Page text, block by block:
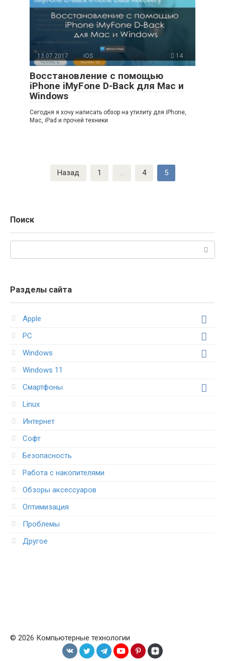
13.07.2017 iOS 14
Восстановление с помощью
iPhone iMyFone D-Back для Mac и
Windows
Сегодня я хочу написать обзор на утилиту для iPhone,
Mac, iPad и прочей техники
Назад 1 … 4 5
Поиск
Разделы сайта
Apple
PC
Windows
Windows 11
Смартфоны
Linux
Интернет
Софт
Безопасность
Работа с накопителями
Обзоры аксессуаров
Оптимизация
Проблемы
Другое
© 2026 Компьютерные технологии